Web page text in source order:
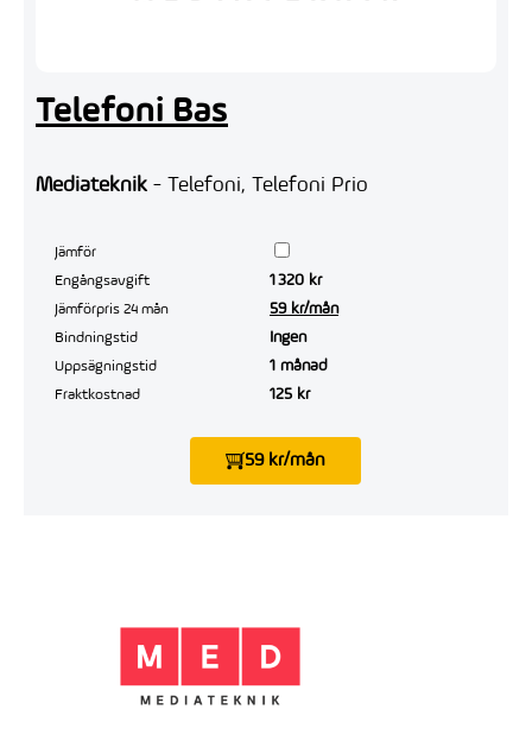
Telefoni Bas
Mediateknik - Telefoni, Telefoni Prio
Jämför
Engångsavgift
1 320 kr
Jämförpris 24 mån 59 kr/mån
Bindningstid Ingen
Uppsägningstid 1 månad
Fraktkostnad 125 kr
59 kr/mån